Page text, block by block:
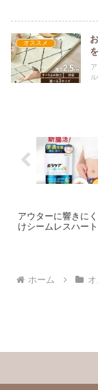
オススメ
アウターに響きに
けシームレスハー
ホーム